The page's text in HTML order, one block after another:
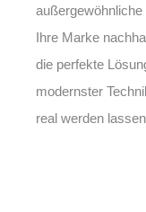
Ihre Marke
die perfekte
modernster
real werden